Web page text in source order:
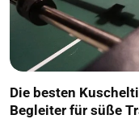
Die besten
Begleiter für süße